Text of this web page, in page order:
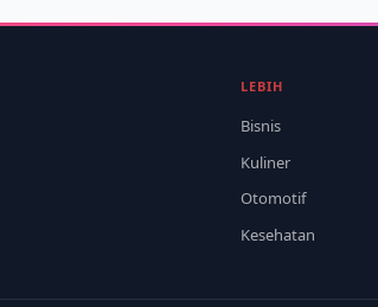
LEBIH
Bisnis
Kuliner
Otomotif
Kesehatan